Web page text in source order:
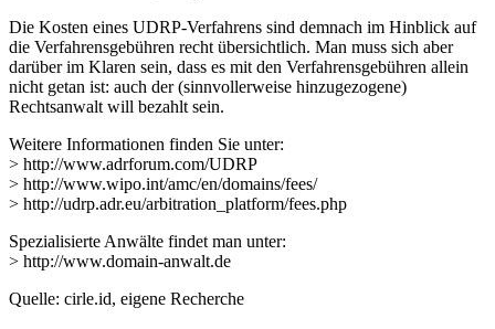
Die Kosten eines UDRP-Verfahrens sind demnach im Hinblick auf
die Verfahrensgebühren recht übersichtlich. Man muss sich aber
darüber im Klaren sein, dass es mit den Verfahrensgebühren allein
nicht getan ist: auch der (sinnvollerweise hinzugezogene)
Rechtsanwalt will bezahlt sein.
Weitere Informationen finden Sie unter:
> http://www.adrforum.com/UDRP
> http://www.wipo.int/amc/en/domains/fees/
> http://udrp.adr.eu/arbitration_platform/fees.php
Spezialisierte Anwälte findet man unter:
> http://www.domain-anwalt.de
Quelle: cirle.id, eigene Recherche